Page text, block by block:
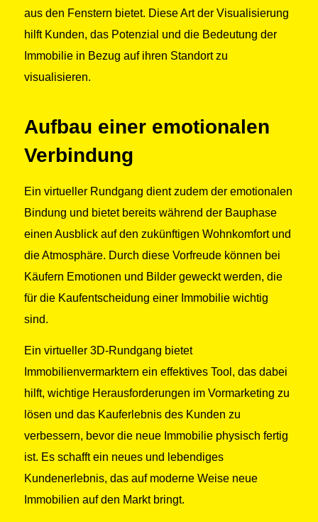
aus den Fenstern bietet. Diese Art der Visualisierung
hilft Kunden, das Potenzial und die Bedeutung der
Immobilie in Bezug auf ihren Standort zu
visualisieren.
Aufbau einer emotionalen
Verbindung
Ein virtueller Rundgang dient zudem der emotionalen
Bindung und bietet bereits während der Bauphase
einen Ausblick auf den zukünftigen Wohnkomfort und
die Atmosphäre. Durch diese Vorfreude können bei
Käufern Emotionen und Bilder geweckt werden, die
für die Kaufentscheidung einer Immobilie wichtig
sind.
Ein virtueller 3D-Rundgang bietet
Immobilienvermarktern ein effektives Tool, das dabei
hilft, wichtige Herausforderungen im Vormarketing zu
lösen und das Kauferlebnis des Kunden zu
verbessern, bevor die neue Immobilie physisch fertig
ist. Es schafft ein neues und lebendiges
Kundenerlebnis, das auf moderne Weise neue
Immobilien auf den Markt bringt.